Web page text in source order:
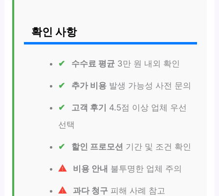
확인 사항
수수료 평균3만 원 내외 확인
추가 비용발생 가능성 사전 문의
고객 후기 4.5점 이상 업체 우선
선택
할인 프로모션 기간 및 조건 확인
비용 안내 불투명한 업체 주의
과다 청구피해 사례 참고